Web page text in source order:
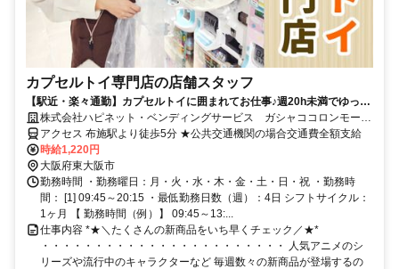
カプセルトイ専門店の店舗スタッフ
【駅近・楽々通勤】カプセルトイに囲まれてお仕事♪週20h未満でゆった
り勤務のシフトです◎ネイル＆ピアスOK・髪色自由
株式会社ハピネット・ベンディングサービス ガシャココロンモール
布施
アクセス 布施駅より徒歩5分 ★公共交通機関の場合交通費全額支給
時給1,220円
大阪府東大阪市
勤務時間 ・勤務曜日：月・火・水・木・金・土・日・祝 ・勤務時
間： [1] 09:45～20:15 ・最低勤務日数（週）：4日 シフトサイクル：
1ヶ月 【 勤務時間（例）】 09:45～13:...
仕事内容 *★＼たくさんの新商品をいち早くチェック／★*
・・・・・・・・・・・・・・・・・・・・・・・ 人気アニメのシ
リーズや流行中のキャラクターなど 毎週数々の新商品が登場するの